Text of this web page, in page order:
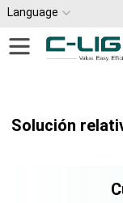
Language
Solución